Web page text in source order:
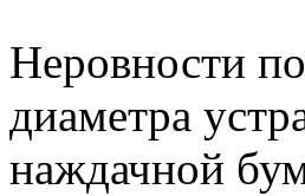
Неровности
диаметра
наждачной